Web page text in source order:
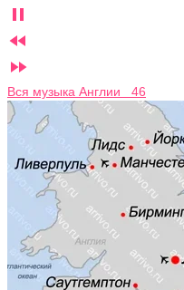



Вся музыка Англии 46